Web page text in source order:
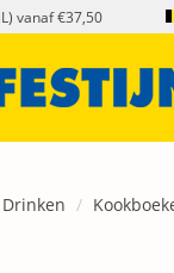
vanaf €37,50